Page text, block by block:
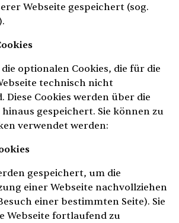
Webseite gespeichert (sog.
optionalen Cookies, die für die
technisch nicht
Diese Cookies werden über die
gespeichert. Sie können zu
verwendet werden:
gespeichert, um die
einer Webseite nachvollziehen
einer bestimmten Seite). Sie
Webseite fortlaufend zu